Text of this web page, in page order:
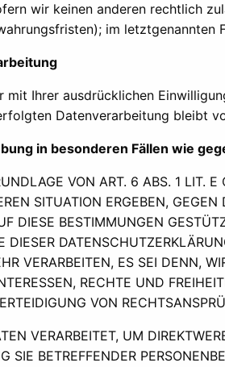
wir keinen anderen rechtlich
im
Ihrer ausdrücklichen
Datenverarbeitung bleibt
in besonderen Fällen wie
VON ART. 6 ABS. 1 LIT.
SITUATION ERGEBEN,
DIESE BESTIMMUNGEN
VERARBEITEN, ES SEI DENN,
RECHTE UND
VON
VERARBEITET, UM
SIE BETREFFENDER